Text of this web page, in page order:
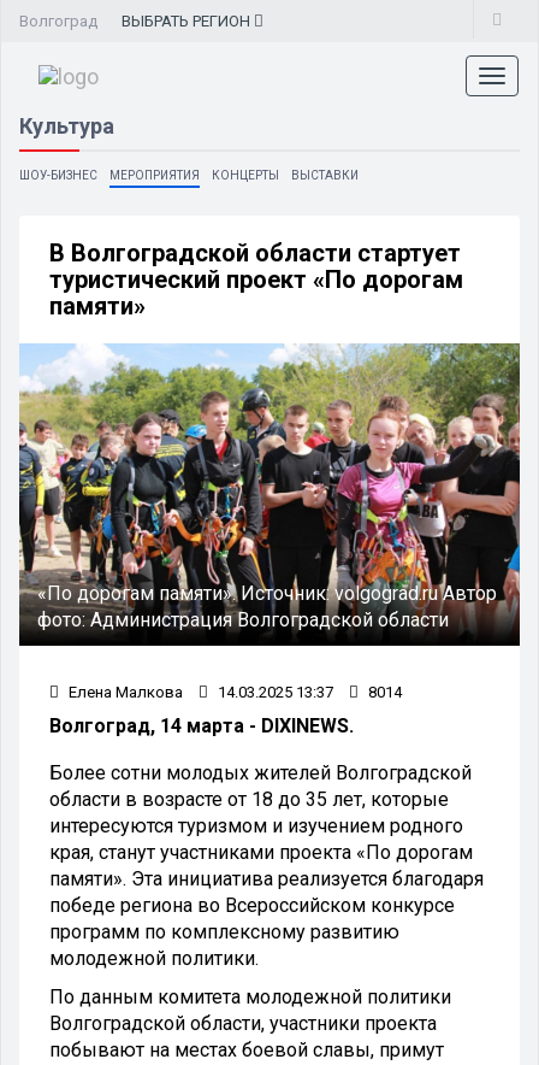
Волгоград ВЫБРАТЬ РЕГИОН
Культура
ШОУ-БИЗНЕС МЕРОПРИЯТИЯ КОНЦЕРТЫ ВЫСТАВКИ
В Волгоградской области стартует
туристический проект «По дорогам
памяти»
«По дорогам памяти».Источник:volgograd.ruАвтор
фото: Администрация Волгоградской области
Елена Малкова 14.03.2025 13:37 8014
Волгоград, 14 марта - DIXINEWS.
Более сотни молодых жителей Волгоградской
области в возрасте от 18 до 35 лет, которые
интересуются туризмом и изучением родного
края, станут участниками проекта «По дорогам
памяти». Эта инициатива реализуется благодаря
победе региона во Всероссийском конкурсе
программ по комплексному развитию
молодежной политики.
По данным комитета молодежной политики
Волгоградской области, участники проекта
побывают на местах боевой славы, примут